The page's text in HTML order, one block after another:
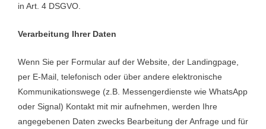
in Art. 4 DSGVO.
Verarbeitung Ihrer Daten
Wenn Sie per Formular auf der Website, der Landingpage,
per E-Mail, telefonisch oder über andere elektronische
Kommunikationswege (z.B. Messengerdienste wie WhatsApp
oder Signal) Kontakt mit mir aufnehmen, werden Ihre
angegebenen Daten zwecks Bearbeitung der Anfrage und für